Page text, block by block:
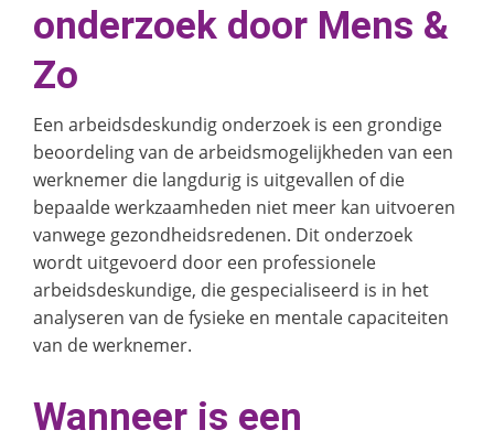
onderzoek door Mens &
Zo
Een arbeidsdeskundig onderzoek is een grondige
beoordeling van de arbeidsmogelijkheden van een
werknemer die langdurig is uitgevallen of die
bepaalde werkzaamheden niet meer kan uitvoeren
vanwege gezondheidsredenen. Dit onderzoek
wordt uitgevoerd door een professionele
arbeidsdeskundige, die gespecialiseerd is in het
analyseren van de fysieke en mentale capaciteiten
van de werknemer.
Wanneer is een